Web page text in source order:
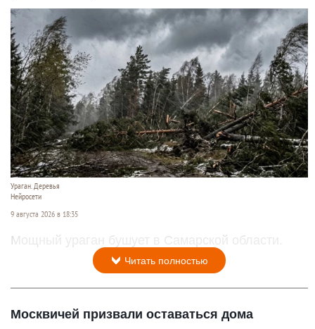
Ураган. Деревья
Нейросети
9 августа 2026 в 18:35
Мощный ураган бушует в Самарской области.
Читать полностью
Москвичей призвали оставаться дома